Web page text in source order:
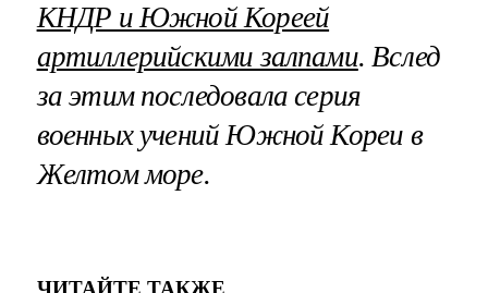
КНДР и Южной Кореей
артиллерийскими залпами. Вслед
за этим последовала серия
военных учений Южной Кореи в
Желтом море.
ЧИТАЙТЕ ТАКЖЕ